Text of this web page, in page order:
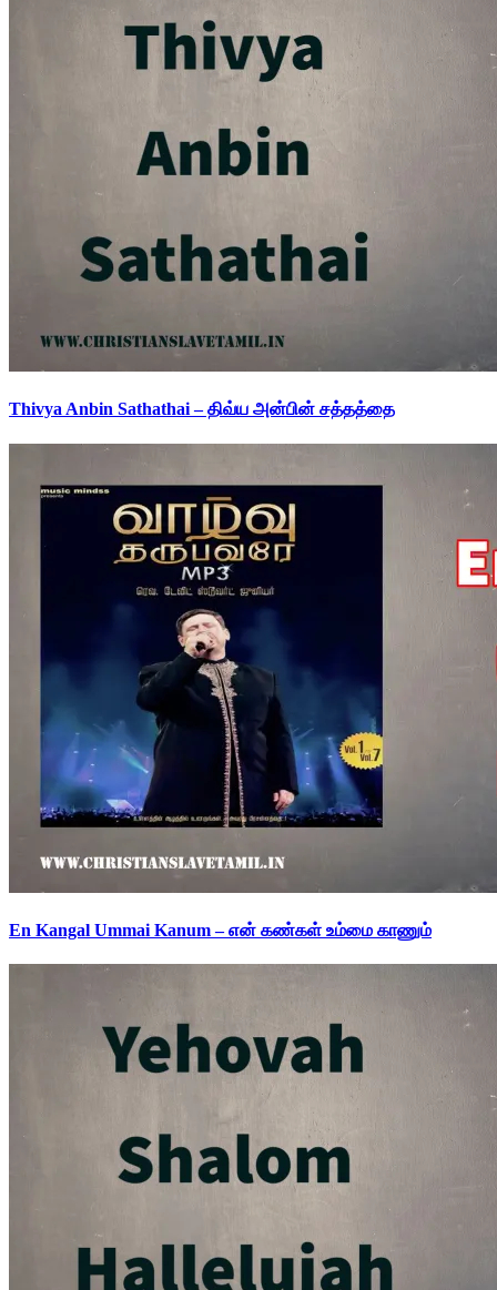
Thivya Anbin Sathathai – திவ்ய அன்பின் சத்தத்தை
En Kangal Ummai Kanum – என் கண்கள் உம்மை காணும்